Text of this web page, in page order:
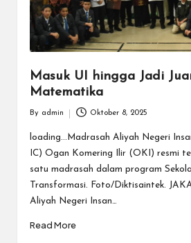
Masuk UI hingga Jadi
Matematika
by
By admin Oktober 8, 2025
loading...Madrasah Aliyah Negeri
IC) Ogan Komering Ilir (OKI) resmi
satu madrasah dalam program
Transformasi. Foto/Diktisaintek.
Aliyah Negeri Insan…
Read More